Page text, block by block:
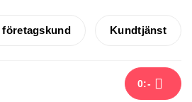
företagskund Kundtjänst
0:-